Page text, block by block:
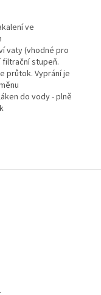
ve
vaty (vhodné pro
stupeň.
průtok. Vyprání je
do vody - plně